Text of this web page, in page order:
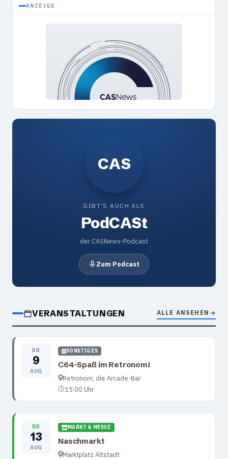
ANZEIGE
CAS
GIBT'S AUCH ALS
PodCASt
der CASNews-Podcast
Zum Podcast
VERANSTALTUNGEN ALLE ANSEHEN
SO
9
AUG
SONSTIGES
C64-Spaß im Retronom!
Retronom, die Arcade-Bar
15:00 Uhr
DO
13
AUG
MARKT & MESSE
Naschmarkt
Marktplatz Altstadt